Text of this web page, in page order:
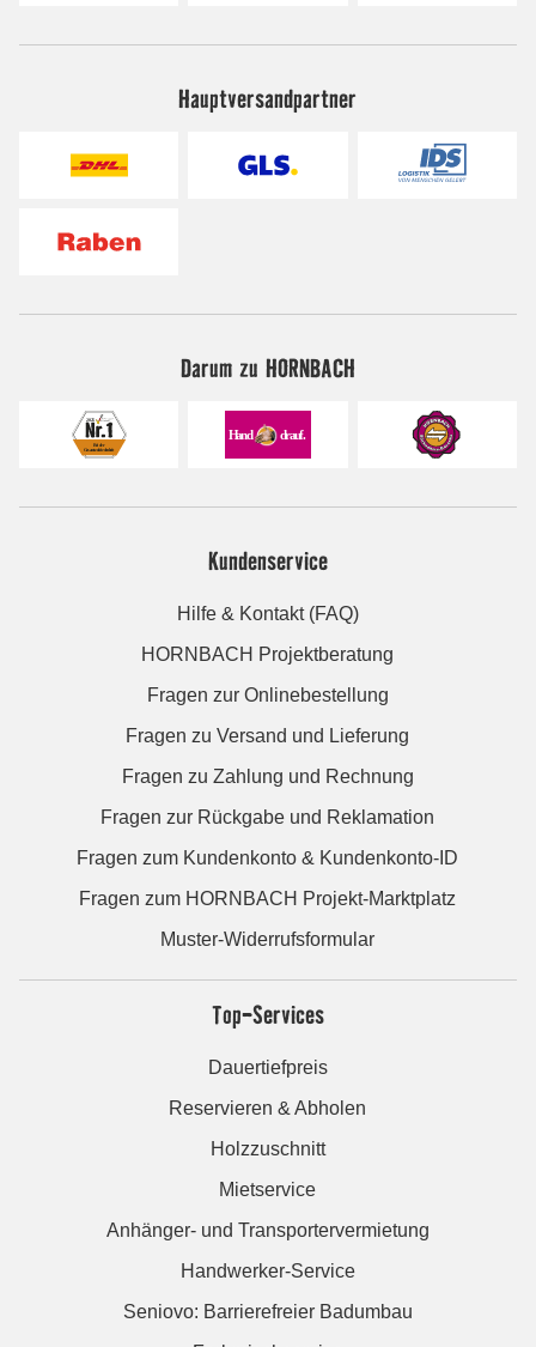
Hauptversandpartner
Darum zu HORNBACH
Kundenservice
Hilfe & Kontakt (FAQ)
HORNBACH Projektberatung
Fragen zur Onlinebestellung
Fragen zu Versand und Lieferung
Fragen zu Zahlung und Rechnung
Fragen zur Rückgabe und Reklamation
Fragen zum Kundenkonto & Kundenkonto-ID
Fragen zum HORNBACH Projekt-Marktplatz
Muster-Widerrufsformular
Top-Services
Dauertiefpreis
Reservieren & Abholen
Holzzuschnitt
Mietservice
Anhänger- und Transportervermietung
Handwerker-Service
Seniovo: Barrierefreier Badumbau